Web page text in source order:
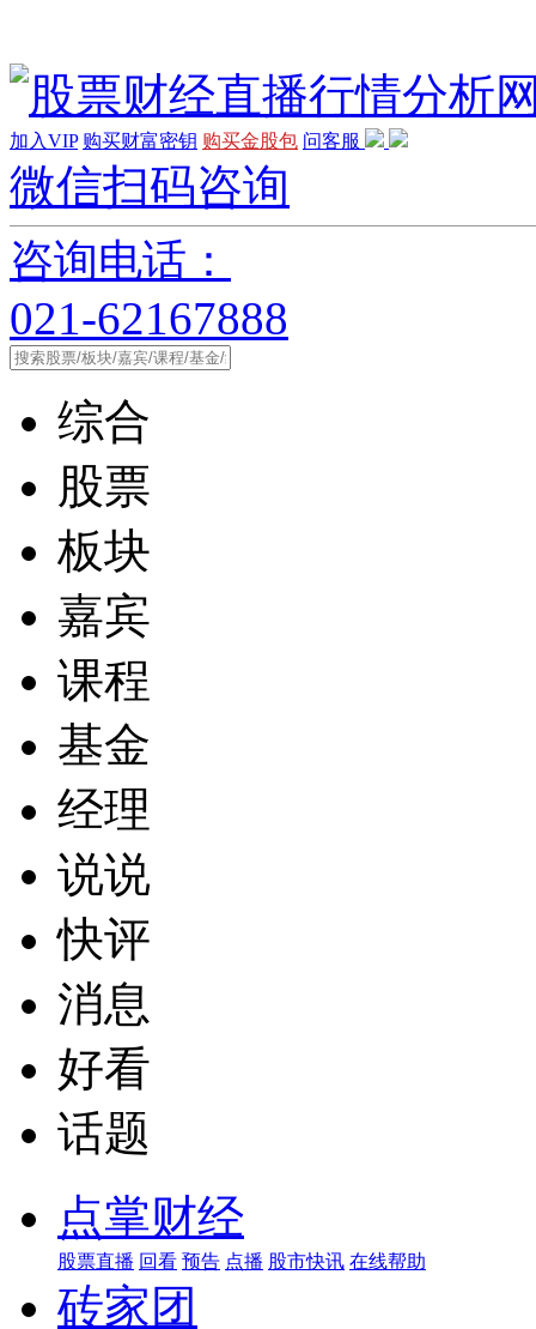
加入VIP 购买财富密钥 购买金股包 问客服
微信扫码咨询
咨询电话：
021-62167888
综合
股票
板块
嘉宾
课程
基金
经理
说说
快评
消息
好看
话题
点掌财经
股票直播 回看 预告 点播 股市快讯 在线帮助
砖家团